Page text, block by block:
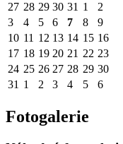
27 28 29 30 31 1
2
3
4 5 6 7 8
9
10 11 12 13 14 15 16
17 18 19 20 21 22 23
24 25 26 27 28 29 30
31 1 2 3 4 5 6
Fotogalerie